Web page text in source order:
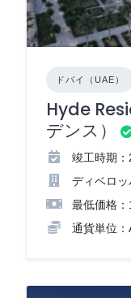
ドバイ（UAE）
Hyde
デンス）
竣工時期
ディベロ
最低価格
通貨単位：